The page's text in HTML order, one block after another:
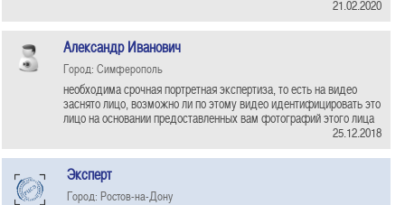
21.02.2020
Александр Иванович
Город: Симферополь
необходима срочная портретная экспертиза, то есть на видео
заснято лицо, возможно ли по этому видео идентифицировать это
лицо на основании предоставленных вам фотографий этого лица
25.12.2018
Эксперт
Город: Ростов-на-Дону